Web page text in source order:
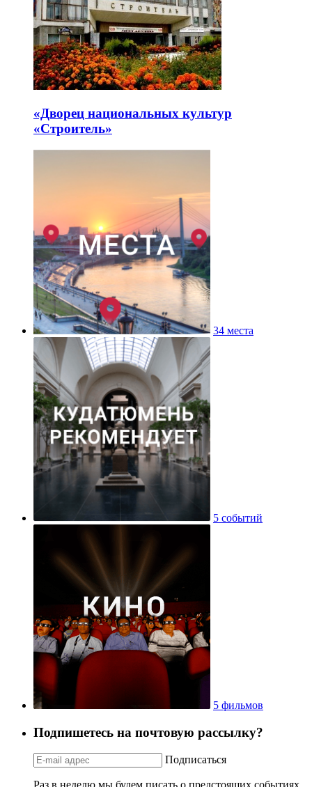
«Дворец национальных культур
«Строитель»
34 места
5 событий
5 фильмов
Подпишетесь на почтовую рассылку?
Подписаться